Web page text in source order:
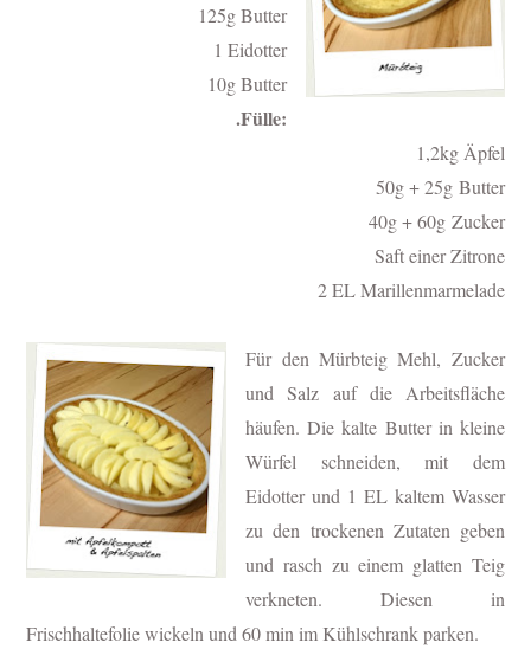
125g Butter
1 Eidotter
10g Butter
.Fülle:
1,2kg Äpfel
50g + 25g Butter
40g + 60g Zucker
Saft einer Zitrone
2 EL Marillenmarmelade
Für den Mürbteig Mehl, Zucker
und Salz auf die Arbeitsfläche
häufen. Die kalte Butter in kleine
Würfel schneiden, mit dem
Eidotter und 1 EL kaltem Wasser
zu den trockenen Zutaten geben
und rasch zu einem glatten Teig
verkneten. Diesen in
Frischhaltefolie wickeln und 60 min im Kühlschrank parken.